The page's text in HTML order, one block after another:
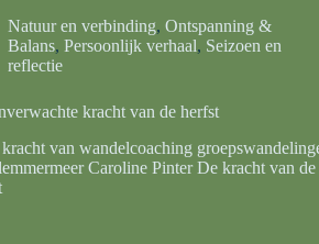
Natuur en verbinding,Ontspanning &
Balans,Persoonlijk verhaal, Seizoen en
reflectie
kracht van de herfst